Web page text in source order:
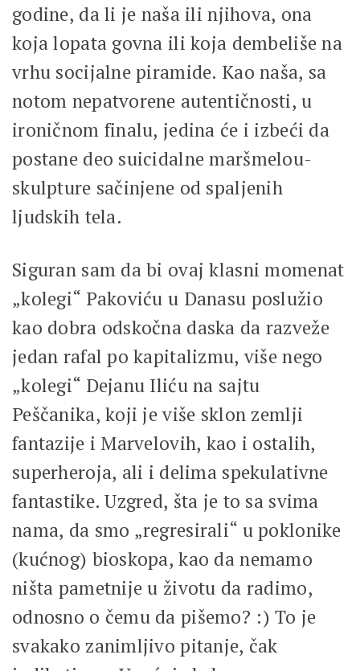
godine, da li je naša ili njihova, ona
koja lopata govna ili koja dembeliše na
vrhu socijalne piramide. Kao naša, sa
notom nepatvorene autentičnosti, u
ironičnom finalu, jedina će i izbeći da
postane deo suicidalne maršmelou-
skulpture sačinjene od spaljenih
ljudskih tela.
Siguran sam da bi ovaj klasni momenat
„kolegi“ Pakoviću u Danasu poslužio
kao dobra odskočna daska da razveže
jedan rafal po kapitalizmu, više nego
„kolegi“ Dejanu Iliću na sajtu
Peščanika, koji je više sklon zemlji
fantazije i Marvelovih, kao i ostalih,
superheroja, ali i delima spekulativne
fantastike. Uzgred, šta je to sa svima
nama, da smo „regresirali“ u poklonike
(kućnog) bioskopa, kao da nemamo
ništa pametnije u životu da radimo,
odnosno o čemu da pišemo? :) To je
svakako zanimljivo pitanje, čak